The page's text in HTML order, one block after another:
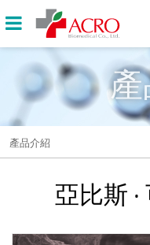
產
產品介紹
亞比斯 ·